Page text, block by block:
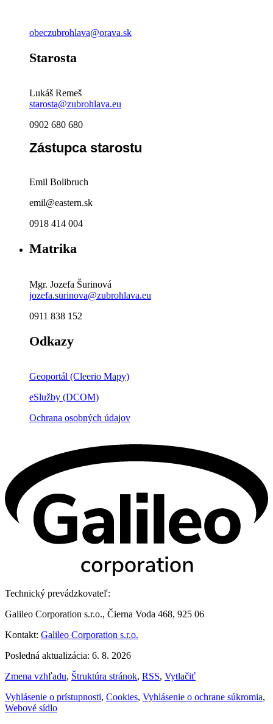
obeczubrohlava@orava.sk
Starosta
Lukáš Remeš
starosta@zubrohlava.eu
0902 680 680
Zástupca starostu
Emil Bolibruch
emil@eastern.sk
0918 414 004
Matrika
Mgr. Jozefa Šurinová
jozefa.surinova@zubrohlava.eu
0911 838 152
Odkazy
Geoportál (Cleerio Mapy)
eSlužby (DCOM)
Ochrana osobných údajov
Technický prevádzkovateľ:
Galileo Corporation s.r.o., Čierna Voda 468, 925 06
Kontakt: Galileo Corporation s.r.o.
Posledná aktualizácia: 6. 8. 2026
Zmena vzhľadu, Štruktúra stránok, RSS, Vytlačiť
Vyhlásenie o prístupnosti, Cookies, Vyhlásenie o ochrane súkromia,
Webové sídlo